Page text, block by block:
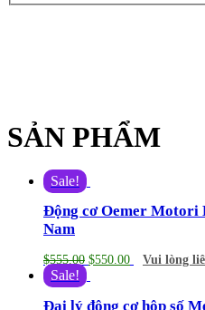
SẢN PHẨM
Sale!
Động cơ Oemer
Nam
$555.00 $550.00 Vui lòng
Sale!
Đại lý động cơ hộp số